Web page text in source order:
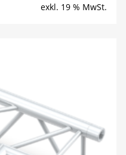
exkl. 19 % MwSt.